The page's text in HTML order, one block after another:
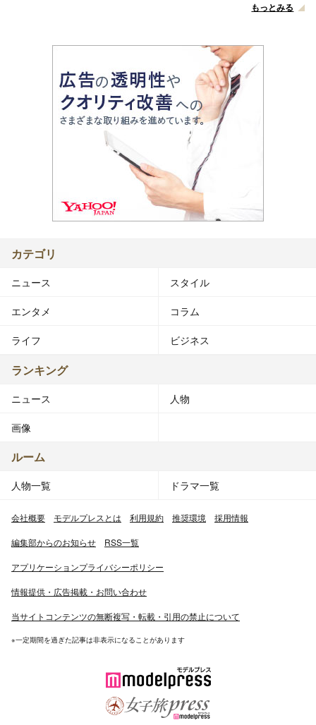
もっとみる
カテゴリ
ニュース スタイル
エンタメ コラム
ライフ ビジネス
ランキング
ニュース 人物
画像
ルーム
人物一覧 ドラマ一覧
会社概要 モデルプレスとは 利用規約 推奨環境 採用情報
編集部からのお知らせ RSS一覧
アプリケーションプライバシーポリシー
情報提供・広告掲載・お問い合わせ
当サイトコンテンツの無断複写・転載・引用の禁止について
※一定期間を過ぎた記事は非表示になることがあります